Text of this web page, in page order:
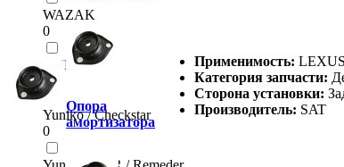
WAZAK
0
YUNIKO
0
Yuniko / Checkstar
0
Опора
амортизатора
Применимость:
Категория запчасти:
Сторона установки:
Производитель: SAT